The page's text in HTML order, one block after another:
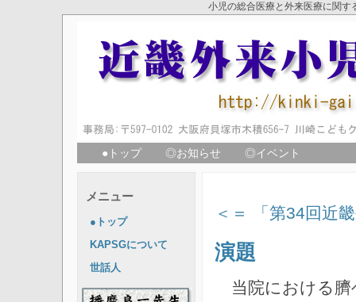
小児の総合医療と外来医療に関
●トップ ◎お知らせ ◎イベント
＜＝ 「第34回近
演題
当院における
メニュー
●トップ
KAPSGについて
世話人